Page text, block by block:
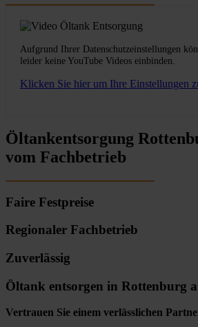
Aufgrund Ihrer Datenschutzeinstellungen
leider keine YouTube Videos einbinden.
Klicken Sie hier um Ihre Einstellungen
Öltankentsorgung
vom Fachbetrieb
Faire Festpreise
Regionaler Fachbetrieb
Zuverlässig
Öltank entsorgen in Rottenburg
Vertrauen Sie einem verlässlichen